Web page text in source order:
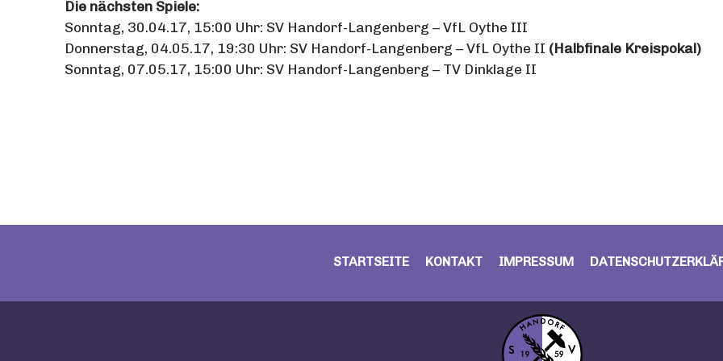
Die nächsten Spiele:
Sonntag, 30.04.17, 15:00 Uhr: SV Handorf-Langenberg – VfL Oythe III
Donnerstag, 04.05.17, 19:30 Uhr: SV Handorf-Langenberg – VfL Oythe II (Halbfinale Kreispokal)
Sonntag, 07.05.17, 15:00 Uhr: SV Handorf-Langenberg – TV Dinklage II
STARTSEITE KONTAKT IMPRESSUM